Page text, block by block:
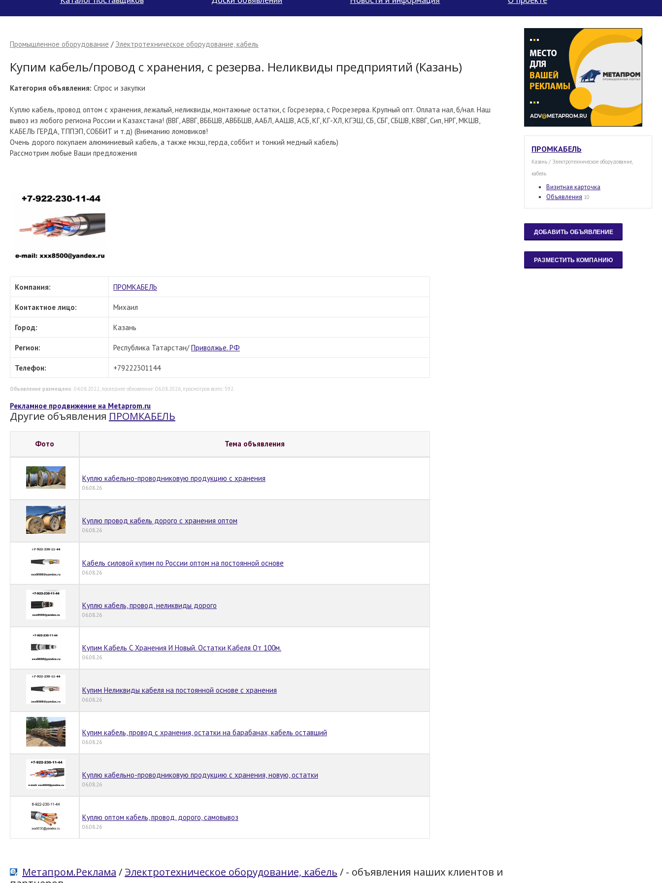
Промышленное оборудование / Электротехническое оборудование, кабель
Купим кабель/провод с хранения, с резерва. Неликвиды предприятий (Казань)
Категория объявления: Спрос и закупки
Куплю кабель, провод оптом с хранения, лежалый, неликвиды, монтажные остатки, с Госрезерва, с Росрезерва. Крупный опт. Оплата нал, б/нал. Наш
вывоз из любого региона России и Казахстана! (ВВГ, АВВГ, ВББШВ, АВББШВ, ААБЛ, ААШВ, АСБ, КГ, КГ-ХЛ, КГЭШ, СБ, СБГ, СБШВ, КВВГ, Сип, НРГ, МКШВ,
КАБЕЛЬ ГЕРДА, ТППЭП, СОББИТ и т.д) (Вниманию ломовиков!
Очень дорого покупаем алюминиевый кабель, а также мкэш, герда, соббит и тонкий медный кабель)
Рассмотрим любые Ваши предложения
Компания: ПРОМКАБЕЛЬ
Контактное лицо: Михаил
Город: Казань
Регион: Республика Татарстан/Приволжье. РФ
Телефон: +79222301144
Объявление размещено: 04.08.2022, последнее обновление: 06.08.2026, просмотров всего: 592.
Рекламное продвижение на Metaprom.ru
Другие объявления ПРОМКАБЕЛЬ
Фото Тема объявления
Куплю кабельно-проводниковую продукцию с хранения
06.08.26
Куплю провод кабель дорого c хранения оптом
06.08.26
Кабель силовой купим по России оптом на постоянной основе
06.08.26
Куплю кабель, провод, неликвиды дорого
06.08.26
Купим Кабель С Хранения И Новый. Остатки Кабеля От 100м.
06.08.26
Купим Неликвиды кабеля на постоянной основе с хранения
06.08.26
Купим кабель, провод с хранения, остатки на барабанах, кабель оставший
06.08.26
Куплю кабельно-проводниковую продукцию с хранения, новую, остатки
06.08.26
Куплю оптом кабель, провод, дорого, самовывоз
06.08.26
Метапром.Реклама / Электротехническое оборудование, кабель / - объявления наших клиентов и
ПРОМКАБЕЛЬ
Казань / Электротехническое оборудование,
кабель
Визитная карточка
Объявления 10